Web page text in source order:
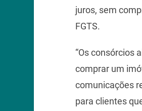
juros, sem
FGTS.
“Os consórcios
comprar um
comunicações
para clientes